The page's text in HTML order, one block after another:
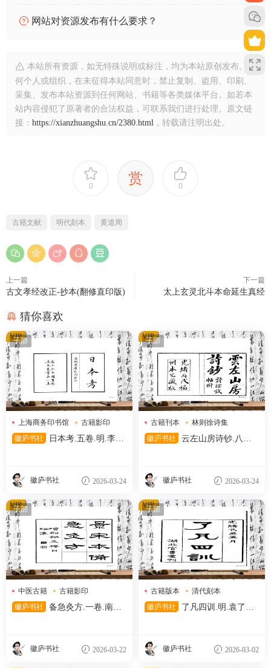
网站对资源发布有什么要求？
本站所有资源，如无特殊说明或标注，均为本站原创发布。任
何个人或组织，在未征得本站同意时，禁止复制、盗用、印刷、
采集、发布本站资源到任何网站、书籍等各类媒体平台。如若本
站内容侵犯了原著者的合法权益，可联系我们进行处理。原文链
接： https://xianzhuangshu.cn/2380.html ，转载请注明出处。
0 赏 0
古籍文献 明代刻本 黄道周
上一篇
古文孝经改正-抄本(翻修直印版)
下一篇
太上玄灵北斗本命延生真经
猜你喜欢
子部
上海商务印书馆
古籍影印
日本考
徽庐书社
日本考.五卷.明.李言
国国家图书馆藏
徽庐书社 2026-03-24
VIP 子部
古籍刊本
林则徐诗集
清代刊本
徽庐书社
云左山房诗钞.八卷.
徽庐书社 2026-03-24
VIP
子部
中医古籍
古籍影印
宋代刻本
徽庐书社
备急灸方.一卷.南宋.
刊本
徽庐书社 2026-03-22
VIP 子部
古籍版本
清代刻本
清代文献
徽庐书社
了凡四训.明.袁了凡
徽庐书社 2026-03-02
VIP